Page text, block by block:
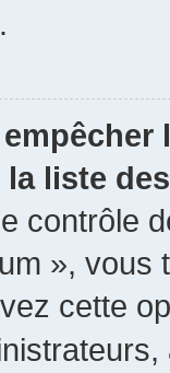
la liste
contrôle
», vous
cette